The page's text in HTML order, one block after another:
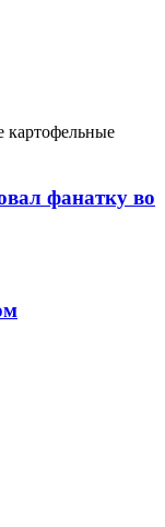
картофельные
фанатку во